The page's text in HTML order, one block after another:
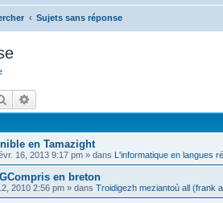
Sujets sans réponse
Rechercher
en Tamazight
16, 2013 9:17 pm » dans L'informatique en langues
en breton
2010 2:56 pm » dans Troidigezh meziantoù all (frank